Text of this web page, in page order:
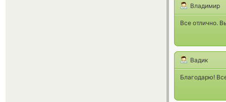
Владимир
Все отлично.
Вадик
Благодарю!